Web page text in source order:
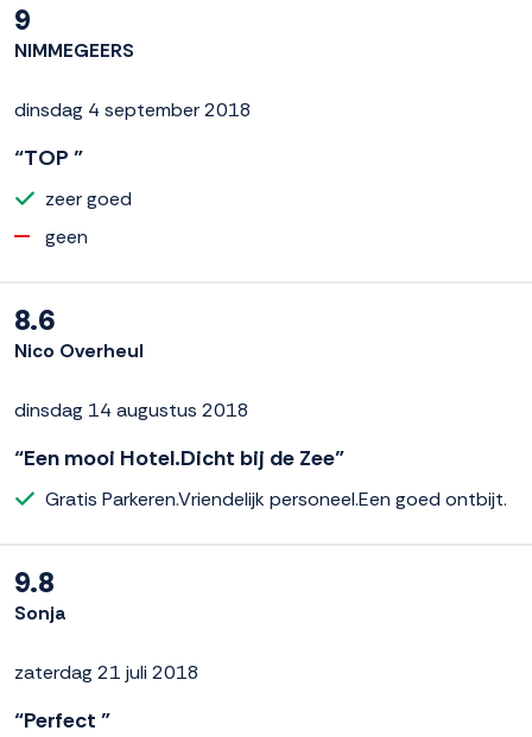
9
NIMMEGEERS
dinsdag 4 september 2018
“TOP ”
zeer goed
geen
8.6
Nico Overheul
dinsdag 14 augustus 2018
“Een mooi Hotel.Dicht bij de Zee”
Gratis Parkeren.Vriendelijk personeel.Een goed ontbijt.
9.8
Sonja
zaterdag 21 juli 2018
“Perfect ”